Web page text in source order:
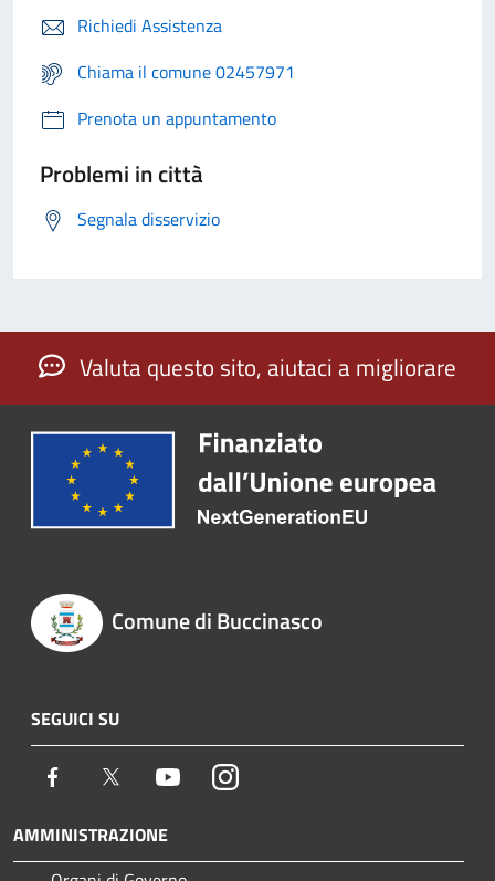
Richiedi Assistenza
Chiama il comune 02457971
Prenota un appuntamento
Problemi in città
Segnala disservizio
Valuta questo sito, aiutaci a migliorare
Comune di Buccinasco
SEGUICI SU
Facebook Twitter YoutubeInstagram
AMMINISTRAZIONE